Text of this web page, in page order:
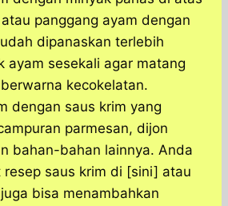
panggang ayam dengan
dipanaskan terlebih
ayam sesekali agar matang
kecokelatan.
dengan saus krim yang
parmesan, dijon
bahan-bahan lainnya. Anda
resep saus krim di [sini] atau
bisa menambahkan